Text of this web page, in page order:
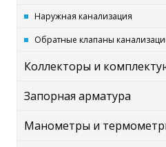
Наружная канализация
Обратные клапаны
Коллекторы и
Запорная арматура
Манометры и